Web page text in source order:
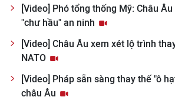
Media Văn hóa
Media Xã hội
Media Pháp luật
Media Du lịch
[Video] Phó tổng thống Mỹ: Châu
"chư hầu" an ninh
[Video] Châu Âu xem xét lộ trình
NATO
[Video] Pháp sẵn sàng thay thế "ô
châu Âu